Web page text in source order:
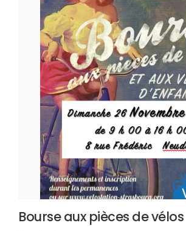
Bourse aux pièces de vélos